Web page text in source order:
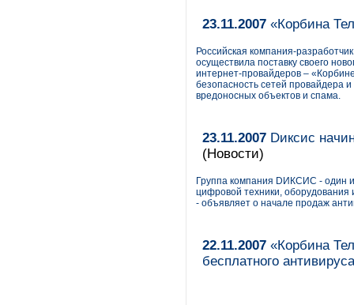
23.11.2007 «Корбина
Российская компания-
осуществила поставку своего
интернет-провайдеров –
безопасность сетей провайдера
вредоносных объектов и спама.
23.11.2007 Dиксис
(Новости)
Группа компания DИКСИС - один
цифровой техники, оборудования
- объявляет о начале продаж
22.11.2007 «Корбина
бесплатного